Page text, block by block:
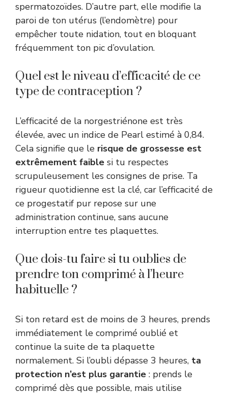
spermatozoïdes. D’autre part, elle modifie la
paroi de ton utérus (l’endomètre) pour
empêcher toute nidation, tout en bloquant
fréquemment ton pic d’ovulation.
Quel est le niveau d’efficacité de ce
type de contraception ?
L’efficacité de la norgestriénone est très
élevée, avec un indice de Pearl estimé à 0,84.
Cela signifie que le risque de grossesse est
extrêmement faible si tu respectes
scrupuleusement les consignes de prise. Ta
rigueur quotidienne est la clé, car l’efficacité de
ce progestatif pur repose sur une
administration continue, sans aucune
interruption entre tes plaquettes.
Que dois-tu faire si tu oublies de
prendre ton comprimé à l’heure
habituelle ?
Si ton retard est de moins de 3 heures, prends
immédiatement le comprimé oublié et
continue la suite de ta plaquette
normalement. Si l’oubli dépasse 3 heures, ta
protection n’est plus garantie : prends le
comprimé dès que possible, mais utilise